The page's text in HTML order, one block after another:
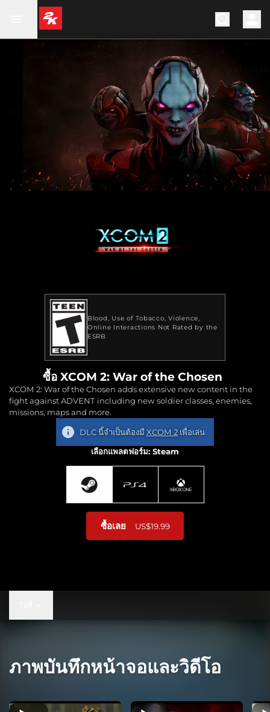
Blood Use of Tobacco Violence
Online Interactions Not Rated by the
ESRB
ซื้อ XCOM 2: War of the Chosen
XCOM 2: War of the Chosen adds extensive new content in the
fight against ADVENT including new soldier classes, enemies,
missions, maps and more.
DLC นี้จำเป็นต้องมี XCOM 2เพื่อเล่น
เลือกแพลตฟอร์ม: Steam
ซื้อเลย US$19.99
ภาพบันทึกหน้าจอและวิดีโอ